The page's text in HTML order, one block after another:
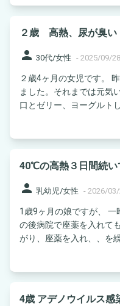
２歳 高熱、尿が臭い
person 30代/女性 - 2025/09/28
２歳4ヶ月の女児です。
ました。それまでは元気
口とゼリー、ヨーグルトし
40℃の高熱３日間続い
person 乳幼児/女性 - 2026/
1歳9ヶ月の娘ですが、
の後病院で座薬を入れて
がり、座薬を入れ、、を繰
4歳 アデノウイルス感